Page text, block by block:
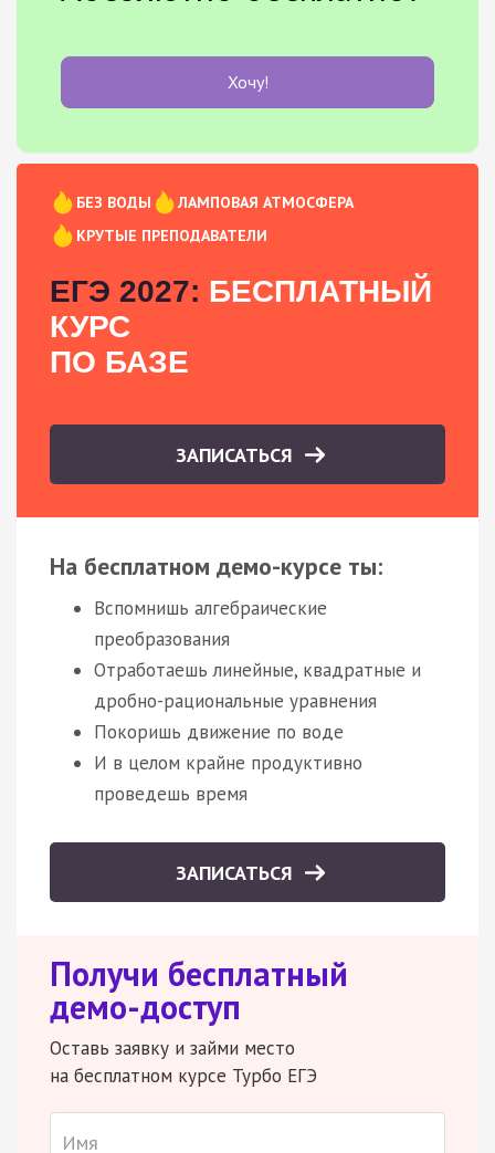
Хочу!
БЕЗ ВОДЫ
ЛАМПОВАЯ АТМОСФЕРА
КРУТЫЕ ПРЕПОДАВАТЕЛИ
ЕГЭ 2027: БЕСПЛАТНЫЙ
КУРС
ПО БАЗЕ
ЗАПИСАТЬСЯ
На бесплатном демо-курсе ты:
Вспомнишь алгебраические
преобразования
Отработаешь линейные, квадратные и
дробно-рациональные уравнения
Покоришь движение по воде
И в целом крайне продуктивно
проведешь время
ЗАПИСАТЬСЯ
Получи бесплатный
демо-доступ
Оставь заявку и займи место
на бесплатном курсе Турбо ЕГЭ